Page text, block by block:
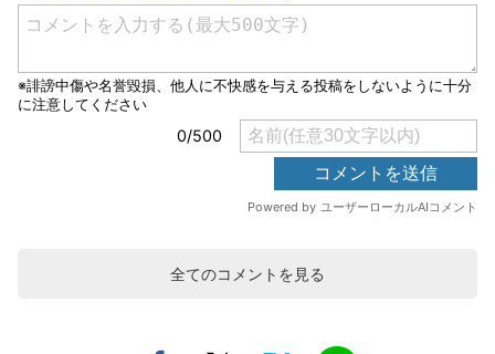
全てのコメントを見る